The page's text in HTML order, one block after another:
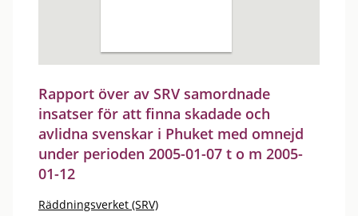
Rapport över av SRV samordnade
insatser för att finna skadade och
avlidna svenskar i Phuket med omnejd
under perioden 2005-01-07 t o m 2005-
01-12
Räddningsverket (SRV)